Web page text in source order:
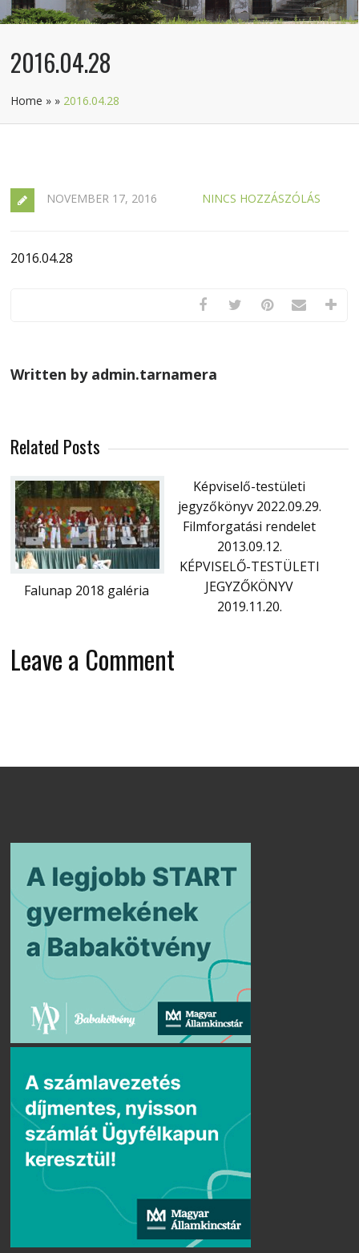
2016.04.28
Home » » 2016.04.28
NOVEMBER 17, 2016 NINCS HOZZÁSZÓLÁS
2016.04.28
Written by admin.tarnamera
Related Posts
Falunap 2018 galéria
Képviselő-testületi
jegyzőkönyv 2022.09.29.
Filmforgatási rendelet
2013.09.12.
KÉPVISELŐ-TESTÜLETI
JEGYZŐKÖNYV
2019.11.20.
Leave a Comment